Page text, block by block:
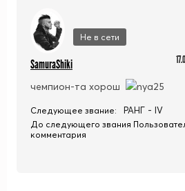
Не в сети
SamuraShiki
чемпион-та хорош
Следующее звание: РАНГ - IV
До следующего звания
комментария